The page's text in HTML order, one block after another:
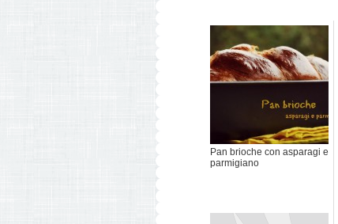
Pan brioche con asparagi e
parmigiano